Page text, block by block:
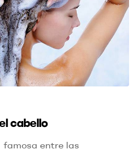
cabello
famosa entre las